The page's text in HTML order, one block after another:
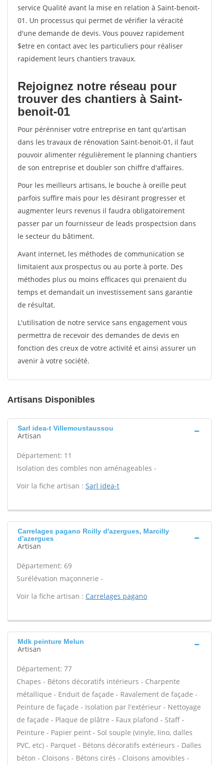
service Qualité avant la mise en relation à Saint-benoit-
01. Un processus qui permet de vérifier la véracité
d'une demande de devis. Vous pouvez rapidement
$etre en contact avec les particuliers pour réaliser
rapidement leurs chantiers travaux.
Rejoignez notre réseau pour
trouver des chantiers à Saint-
benoit-01
Pour pérénniser votre entreprise en tant qu'artisan
dans les travaux de rénovation Saint-benoit-01, il faut
pouvoir alimenter régulièrement le planning chantiers
de son entreprise et doubler son chiffre d'affaires.
Pour les meilleurs artisans, le bouche à oreille peut
parfois suffire mais pour les désirant progresser et
augmenter leurs revenus il faudra obligatoirement
passer par un fournisseur de leads prospectsion dans
le secteur du bâtiment.
Avant internet, les méthodes de communication se
limitaient aux prospectus ou au porte à porte. Des
méthodes plus ou moins efficaces qui prenaient du
temps et demandait un investissement sans garantie
de résultat.
L'utilisation de notre service sans engagement vous
permettra de recevoir des demandes de devis en
fonction des creux de votre activité et ainsi assurer un
avenir à votre société.
Artisans Disponibles
Sarl idea-t Villemoustaussou
Artisan
Département: 11
Isolation des combles non aménageables -
Voir la fiche artisan : Sarl idea-t
Carrelages pagano Rcilly d'azergues, Marcilly
d'azergues
Artisan
Département: 69
Surélévation maçonnerie -
Voir la fiche artisan : Carrelages pagano
Mdk peinture Melun
Artisan
Département: 77
Chapes - Bétons décoratifs intérieurs - Charpente
métallique - Enduit de façade - Ravalement de façade -
Peinture de façade - Isolation par l'extérieur - Nettoyage
de façade - Plaque de plâtre - Faux plafond - Staff -
Peinture - Papier peint - Sol souple (vinyle, lino, dalles
PVC, etc) - Parquet - Bétons décoratifs extérieurs - Dalles
béton - Cloisons - Bétons cirés - Cloisons amovibles -